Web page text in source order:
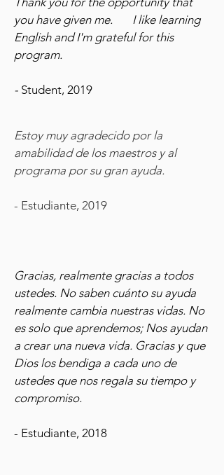
you have given me. I like learning
English and I'm grateful for this
program.
- Student, 2019
Estoy muy agradecido por la
amabilidad de los maestros y al
programa por su gran ayuda.​
- Estudiante, 2019
Gracias, realmente gracias a todos
ustedes. No saben cuánto su ayuda
realmente cambia nuestras vidas. No
es solo que aprendemos; Nos ayudan
a crear una nueva vida. Gracias y que
Dios los bendiga a cada uno de
ustedes que nos regala su tiempo y
compromiso.
- Estudiante, 2018